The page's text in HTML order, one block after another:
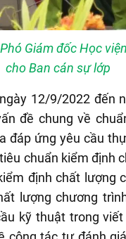
Giám đốc Học
cho Ban cán sự lớp
12/9/2022 đến
đề chung về
đáp ứng yêu cầu
chuẩn kiểm định
định chất lượng
lượng chương
kỹ thuật trong